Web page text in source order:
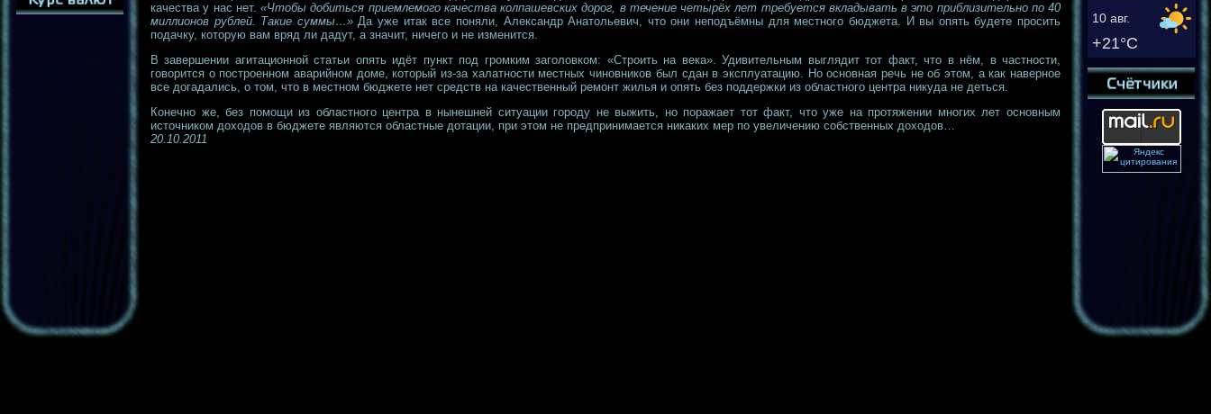
качества у нас нет. «Чтобы добиться приемлемого качества колпашевских дорог, в течение четырёх лет требуется вкладывать в это приблизительно по 40
миллионов рублей. Такие суммы…»Да уже итак все поняли, Александр Анатольевич, что они неподъёмны для местного бюджета. И вы опять будете просить
подачку, которую вам вряд ли дадут, а значит, ничего и не изменится.
В завершении агитационной статьи опять идёт пункт под громким заголовком: «Строить на века». Удивительным выглядит тот факт, что в нём, в частности,
говорится о построенном аварийном доме, который из-за халатности местных чиновников был сдан в эксплуатацию. Но основная речь не об этом, а как наверное
все догадались, о том, что в местном бюджете нет средств на качественный ремонт жилья и опять без поддержки из областного центра никуда не деться.
Конечно же, без помощи из областного центра в нынешней ситуации городу не выжить, но поражает тот факт, что уже на протяжении многих лет основным
источником доходов в бюджете являются областные дотации, при этом не предпринимается никаких мер по увеличению собственных доходов…
20.10.2011
10 авг.
+21°C